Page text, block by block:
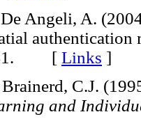
Angeli, A.
authentication
[ Links ]
Brainerd, C.J.
and